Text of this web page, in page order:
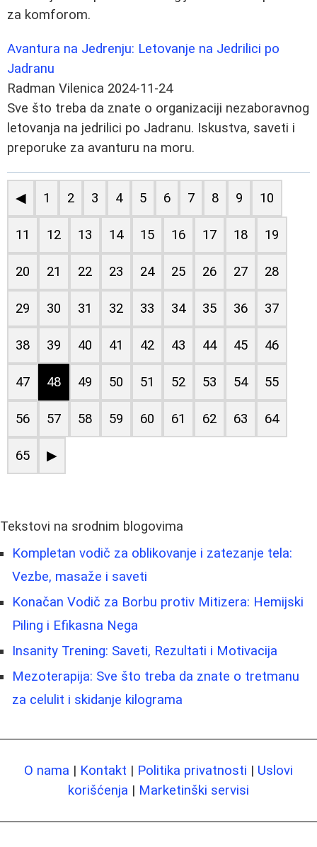
za komforom.
Avantura na Jedrenju: Letovanje na Jedrilici po
Jadranu
Radman Vilenica 2024-11-24
Sve što treba da znate o organizaciji nezaboravnog
letovanja na jedrilici po Jadranu. Iskustva, saveti i
preporuke za avanturu na moru.
◀ 1 2 3 4 5 6 7 8 9 10
11 12 13 14 15 16 17 18 19
20 21 22 23 24 25 26 27 28
29 30 31 32 33 34 35 36 37
38 39 40 41 42 43 44 45 46
47 48 49 50 51 52 53 54 55
56 57 58 59 60 61 62 63 64
65 ▶
Tekstovi na srodnim blogovima
Kompletan vodič za oblikovanje i zatezanje tela:
Vezbe, masaže i saveti
Konačan Vodič za Borbu protiv Mitizera: Hemijski
Piling i Efikasna Negа
Insanity Trening: Saveti, Rezultati i Motivacija
Mezoterapija: Sve što treba da znate o tretmanu
za celulit i skidanje kilograma
O nama | Kontakt | Politika privatnosti | Uslovi
korišćenja | Marketinški servisi